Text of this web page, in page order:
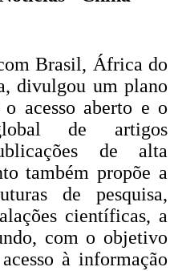
Brasil, África do
, divulgou um plano
acesso aberto e o
de artigos
de alta
também propõe a
de pesquisa,
científicas, a
com o objetivo
à informação